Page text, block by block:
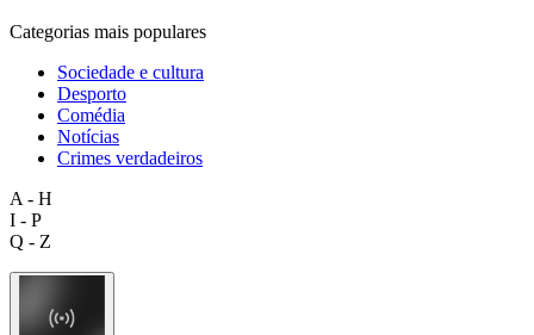
Categorias mais populares
Sociedade e cultura
Desporto
Comédia
Notícias
Crimes verdadeiros
A - H
I - P
Q - Z